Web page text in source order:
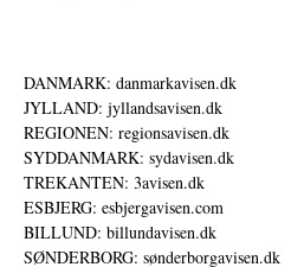
DANMARK: danmarkavisen.dk
JYLLAND: jyllandsavisen.dk
REGIONEN: regionsavisen.dk
SYDDANMARK: sydavisen.dk
TREKANTEN: 3avisen.dk
ESBJERG: esbjergavisen.com
BILLUND: billundavisen.dk
SØNDERBORG: sønderborgavisen.dk